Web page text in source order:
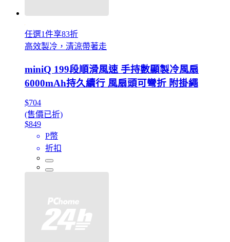
任選1件享83折
高效製冷，清涼帶著走
miniQ 199段順滑風速 手持數顯製冷風扇
6000mAh持久續行 風扇頭可彎折 附掛繩
$704
(售價已折)
$849
P幣
折扣